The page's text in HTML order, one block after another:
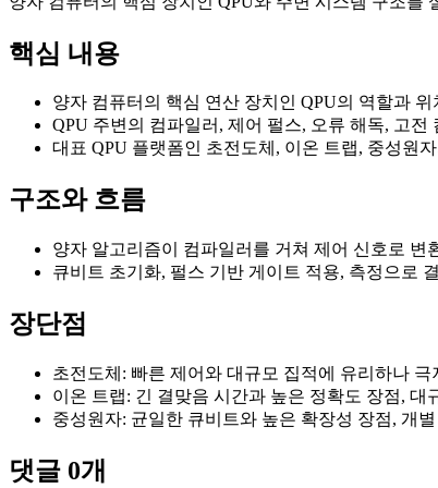
핵심 내용
양자 컴퓨터의 핵심 연산 장치인 QPU의 역할과 위
QPU 주변의 컴파일러, 제어 펄스, 오류 해독, 고
대표 QPU 플랫폼인 초전도체, 이온 트랩, 중성원
구조와 흐름
양자 알고리즘이 컴파일러를 거쳐 제어 신호로 변
큐비트 초기화, 펄스 기반 게이트 적용, 측정으로
장단점
초전도체: 빠른 제어와 대규모 집적에 유리하나
이온 트랩: 긴 결맞음 시간과 높은 정확도 장점, 대
중성원자: 균일한 큐비트와 높은 확장성 장점, 개
댓글 0개